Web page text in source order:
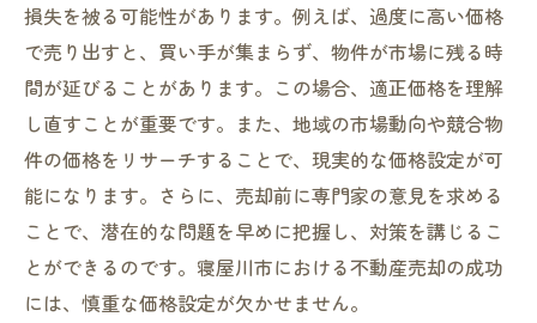
損失を被る可能性があります。例えば、過度に高い価格
で売り出すと、買い手が集まらず、物件が市場に残る時
間が延びることがあります。この場合、適正価格を理解
し直すことが重要です。また、地域の市場動向や競合物
件の価格をリサーチすることで、現実的な価格設定が可
能になります。さらに、売却前に専門家の意見を求める
ことで、潜在的な問題を早めに把握し、対策を講じるこ
とができるのです。寝屋川市における不動産売却の成功
には、慎重な価格設定が欠かせません。